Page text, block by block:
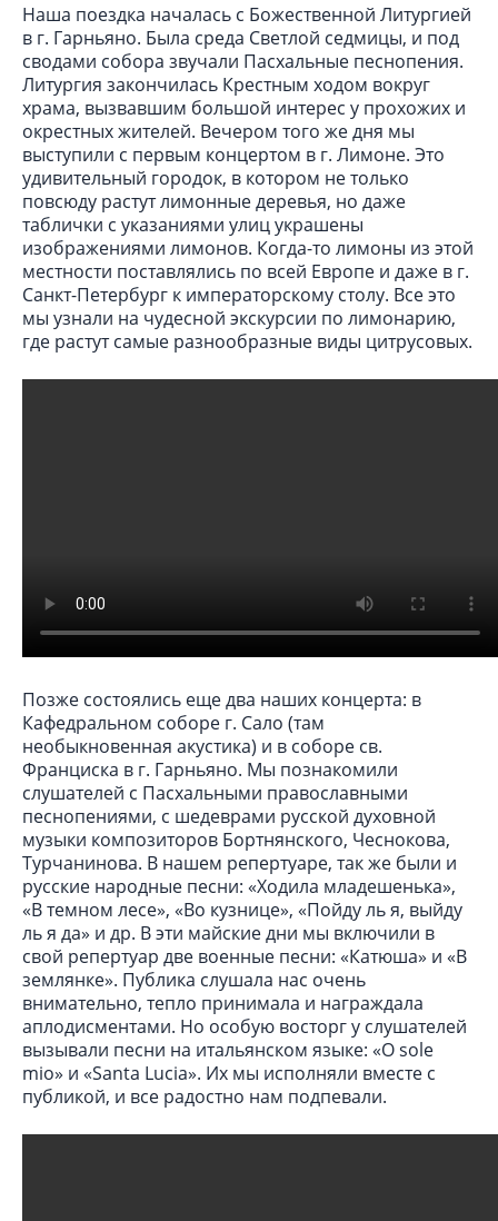
Наша поездка началась с Божественной Литургией
в г. Гарньяно. Была среда Светлой седмицы, и под
сводами собора звучали Пасхальные песнопения.
Литургия закончилась Крестным ходом вокруг
храма, вызвавшим большой интерес у прохожих и
окрестных жителей. Вечером того же дня мы
выступили с первым концертом в г. Лимоне. Это
удивительный городок, в котором не только
повсюду растут лимонные деревья, но даже
таблички с указаниями улиц украшены
изображениями лимонов. Когда-то лимоны из этой
местности поставлялись по всей Европе и даже в г.
Санкт-Петербург к императорскому столу. Все это
мы узнали на чудесной экскурсии по лимонарию,
где растут самые разнообразные виды цитрусовых.
Позже состоялись еще два наших концерта: в
Кафедральном соборе г. Сало (там
необыкновенная акустика) и в соборе св.
Франциска в г. Гарньяно. Мы познакомили
слушателей с Пасхальными православными
песнопениями, с шедеврами русской духовной
музыки композиторов Бортнянского, Чеснокова,
Турчанинова. В нашем репертуаре, так же были и
русские народные песни: «Ходила младешенька»,
«В темном лесе», «Во кузнице», «Пойду ль я, выйду
ль я да» и др. В эти майские дни мы включили в
свой репертуар две военные песни: «Катюша» и «В
землянке». Публика слушала нас очень
внимательно, тепло принимала и награждала
аплодисментами. Но особую восторг у слушателей
вызывали песни на итальянском языке: «O sole
mio» и «Santa Lucia». Их мы исполняли вместе с
публикой, и все радостно нам подпевали.